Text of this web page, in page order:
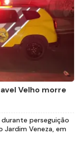
Velho morre
perseguição
Jardim Veneza, em